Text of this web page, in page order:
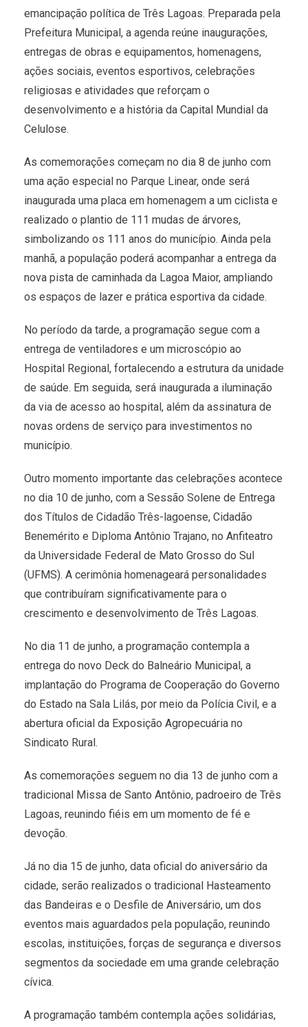
emancipação política de Três Lagoas. Preparada pela
Prefeitura Municipal, a agenda reúne inaugurações,
entregas de obras e equipamentos, homenagens,
ações sociais, eventos esportivos, celebrações
religiosas e atividades que reforçam o
desenvolvimento e a história da Capital Mundial da
Celulose.
As comemorações começam no dia 8 de junho com
uma ação especial no Parque Linear, onde será
inaugurada uma placa em homenagem a um ciclista e
realizado o plantio de 111 mudas de árvores,
simbolizando os 111 anos do município. Ainda pela
manhã, a população poderá acompanhar a entrega da
nova pista de caminhada da Lagoa Maior, ampliando
os espaços de lazer e prática esportiva da cidade.
No período da tarde, a programação segue com a
entrega de ventiladores e um microscópio ao
Hospital Regional, fortalecendo a estrutura da unidade
de saúde. Em seguida, será inaugurada a iluminação
da via de acesso ao hospital, além da assinatura de
novas ordens de serviço para investimentos no
município.
Outro momento importante das celebrações acontece
no dia 10 de junho, com a Sessão Solene de Entrega
dos Títulos de Cidadão Três-lagoense, Cidadão
Benemérito e Diploma Antônio Trajano, no Anfiteatro
da Universidade Federal de Mato Grosso do Sul
(UFMS). A cerimônia homenageará personalidades
que contribuíram significativamente para o
crescimento e desenvolvimento de Três Lagoas.
No dia 11 de junho, a programação contempla a
entrega do novo Deck do Balneário Municipal, a
implantação do Programa de Cooperação do Governo
do Estado na Sala Lilás, por meio da Polícia Civil, e a
abertura oficial da Exposição Agropecuária no
Sindicato Rural.
As comemorações seguem no dia 13 de junho com a
tradicional Missa de Santo Antônio, padroeiro de Três
Lagoas, reunindo fiéis em um momento de fé e
devoção.
Já no dia 15 de junho, data oficial do aniversário da
cidade, serão realizados o tradicional Hasteamento
das Bandeiras e o Desfile de Aniversário, um dos
eventos mais aguardados pela população, reunindo
escolas, instituições, forças de segurança e diversos
segmentos da sociedade em uma grande celebração
cívica.
A programação também contempla ações solidárias,